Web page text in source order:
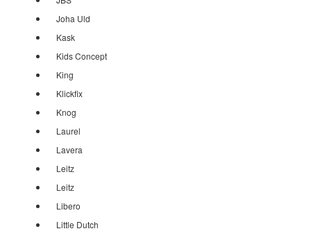
Joha Uld
Kask
Kids Concept
King
Klickfix
Knog
Laurel
Lavera
Leitz
Leitz
Libero
Little Dutch